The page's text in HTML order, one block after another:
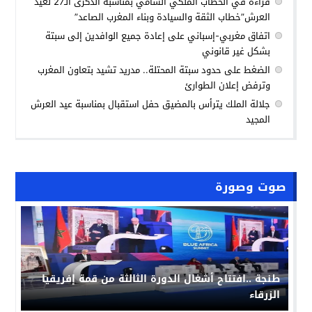
صوت وصورة
طنجة ..افتتاح أشغال الدورة الثالثة من قمة إفريقيا
الزرقاء
العرش”خطاب الثقة والسيادة وبناء المغرب الصاعد”
اتفاق مغربي-إسباني على إعادة جميع الوافدين إلى سبتة
بشكل غير قانوني
الضغط على حدود سبتة المحتلة.. مدريد تشيد بتعاون المغرب
وترفض إعلان الطوارئ
جلالة الملك يترأس بالمضيق حفل استقبال بمناسبة عيد العرش
المجيد